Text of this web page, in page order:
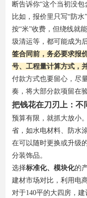
断告诉你“这个当初没包
比如，报价里只写“防
按“米”收费，但绕线就
圾清运等，都可能成为
签合同前，务必要求报
号、工程量计算方式，
付款方式也要留心，尽
奏，将大部分款项留在
把钱花在刀刃上：不
预算有限，就抓大放小
省，如水电材料、防水
在可以随时更换或升级
分装饰品。
选择标准化、模块化的
建材市场对比，利用电
对于140平的大四房，建